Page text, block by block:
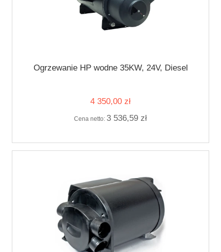
Ogrzewanie HP wodne 35KW, 24V, Diesel
4 350,00 zł
Cena netto: 3 536,59 zł